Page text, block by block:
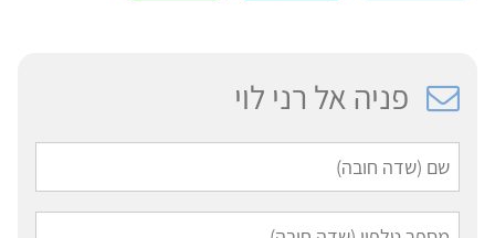
פניה אל רני לוי